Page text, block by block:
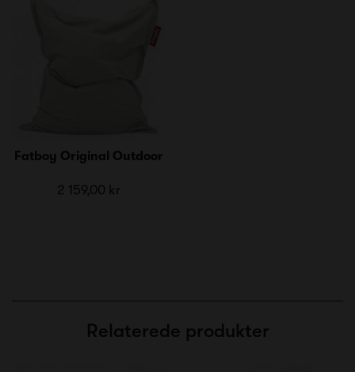
Fatboy Original Outdoor
2 159,00 kr
Relaterede produkter